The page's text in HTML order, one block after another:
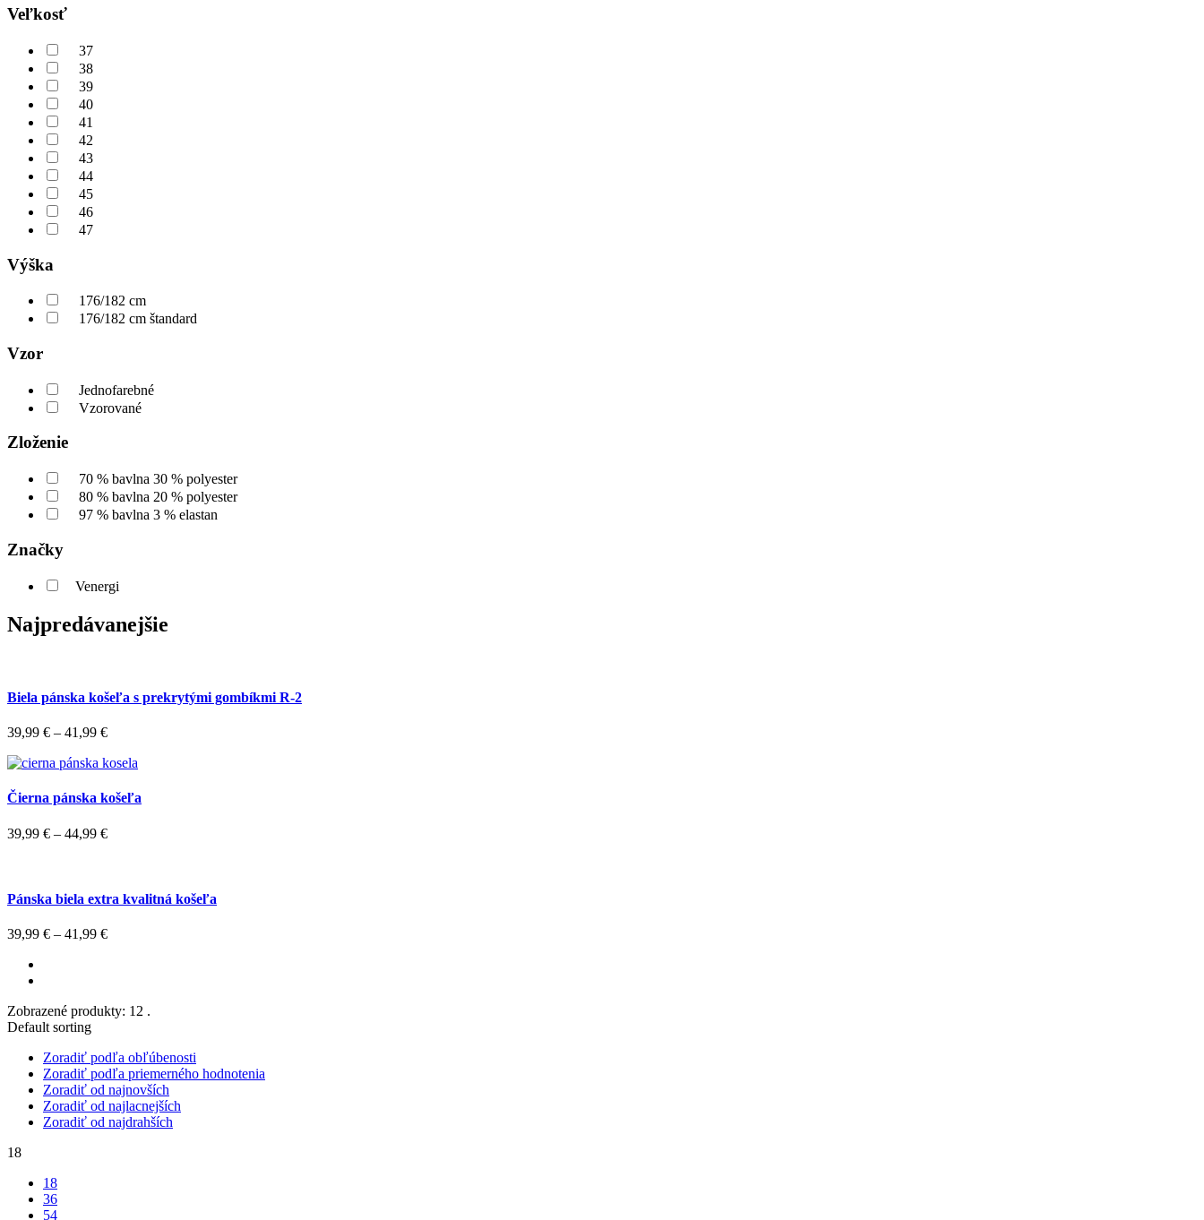
Veľkosť
37
38
39
40
41
42
43
44
45
46
47
Výška
176/182 cm
176/182 cm štandard
Vzor
Jednofarebné
Vzorované
Zloženie
70 % bavlna 30 % polyester
80 % bavlna 20 % polyester
97 % bavlna 3 % elastan
Značky
Venergi
Najpredávanejšie
Biela pánska košeľa s prekrytými gombíkmi R-2
39,99 € – 41,99 €
Čierna pánska košeľa
39,99 € – 44,99 €
Pánska biela extra kvalitná košeľa
39,99 € – 41,99 €
Zobrazené produkty: 12 .
Default sorting
Zoradiť podľa obľúbenosti
Zoradiť podľa priemerného hodnotenia
Zoradiť od najnovších
Zoradiť od najlacnejších
Zoradiť od najdrahších
18
18
36
54